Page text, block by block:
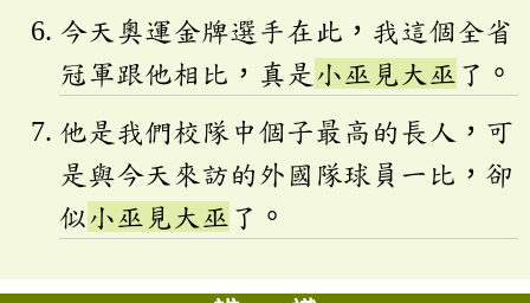
今天奧運金牌選手在此，我這個全省
冠軍跟他相比，真是 小巫見大巫 了。
他是我們校隊中個子最高的長人，可
是與今天來訪的外國隊球員一比，卻
似小巫見大巫 了。